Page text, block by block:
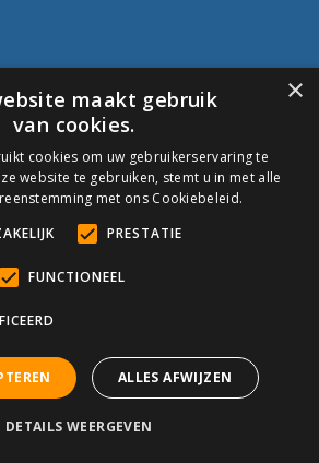
Pagina’s
met ons op.
×
maakt gebruik
van cookies.
cookies om uw gebruikerservaring te
website te gebruiken, stemt u in met alle
met ons Cookiebeleid.
PRESTATIE
FUNCTIONEEL
ALLES AFWIJZEN
DETAILS WEERGEVEN